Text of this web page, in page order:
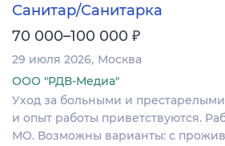
Санитар/Санитарка
70 000–100 000 ₽
29 июля 2026 Москва
ООО "РДВ-Медиа"
Уход за больными и
и опыт работы приветствуются.
МО. Возможны варианты: с